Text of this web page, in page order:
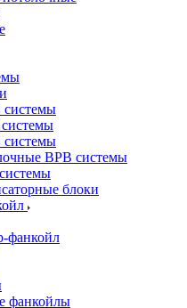
ВРВ системы
блоки
фанкойл
фанкойлы